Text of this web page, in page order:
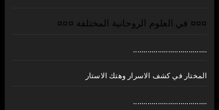
¤¤¤ في العلوم الروحانية المختلفة ¤¤¤
....................................
المختار في كشف الاسرار وهتك الاستار
....................................